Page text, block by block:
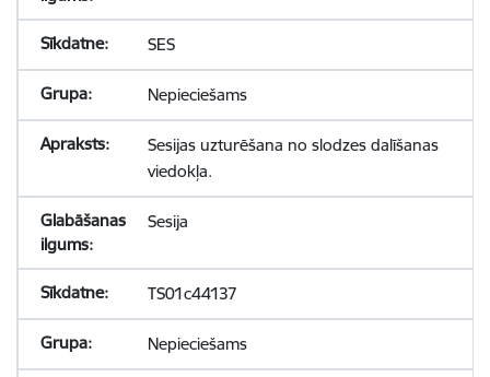
SES
Nepieciešams
Sesijas uzturēšana no slodzes dalīšanas
viedokļa.
Sesija
TS01c44137
Nepieciešams